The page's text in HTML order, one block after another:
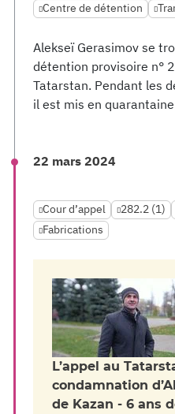
Centre de détention
Alekseï Gerasimov se
détention provisoire n°
Tatarstan. Pendant les
il est mis en
22 mars 2024
Cour d’appel 282.2 (1)
Fabrications
L’appel au
condamnation
de Kazan - 6 ans